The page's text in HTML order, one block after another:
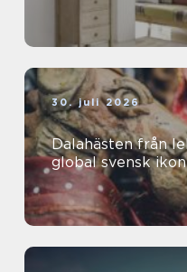
30. juli 2026
Dalahästen från leksak i fäbodarna till
global svensk ikon